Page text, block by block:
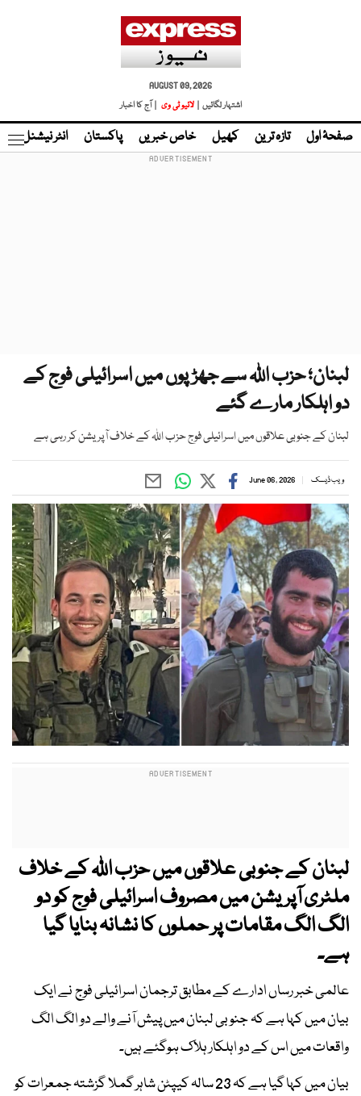
AUGUST 09, 2026
اشتہار لگائیں |
لائیو ٹی وی | آج کا اخبار
صفحۂ اول تازہ ترین کھیل خاص خبریں پاکستان انٹر نیشنل
لبنان؛ حزب اللہ سے جھڑپوں میں اسرائیلی فوج کے
دو اہلکار مارے گئے
لبنان کے جنوبی علاقوں میں اسرائیلی فوج حزب اللہ کے خلاف آپریشن کر رہی ہے
ویب ڈیسک June 06, 2026
لبنان کے جنوبی علاقوں میں حزب اللہ کے خلاف
ملٹری آپریشن میں مصروف اسرائیلی فوج کو دو
الگ الگ مقامات پر حملوں کا نشانہ بنایا گیا
ہے۔
عالمی خبر رساں ادارے کے مطابق ترجمان اسرائیلی فوج نے ایک
بیان میں کہا ہے کہ جنوبی لبنان میں پیش آنے والے دو الگ الگ
واقعات میں اس کے دو اہلکار ہلاک ہوگئے ہیں۔
بیان میں کہا گیا ہے کہ 23 سالہ کیپٹن شاہر گملا گزشتہ جمعرات کو